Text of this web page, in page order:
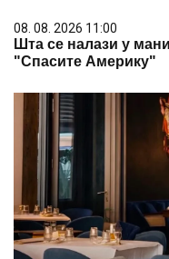
08. 08. 2026 11:00
Шта се налази у
"Спасите Америку"